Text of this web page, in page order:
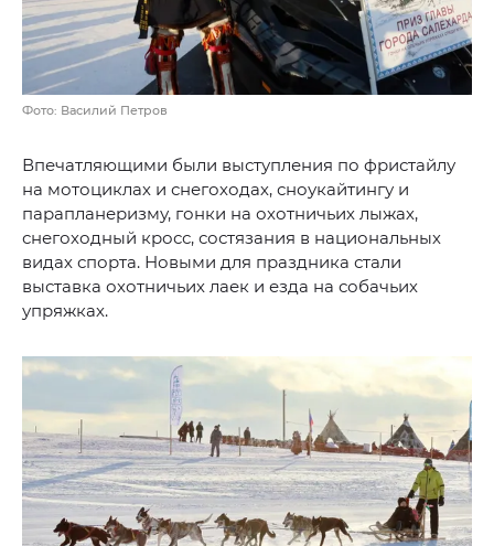
Фото: Василий Петров
Впечатляющими были выступления по фристайлу
на мотоциклах и снегоходах, сноукайтингу и
парапланеризму, гонки на охотничьих лыжах,
снегоходный кросс, состязания в национальных
видах спорта. Новыми для праздника стали
выставка охотничьих лаек и езда на собачьих
упряжках.